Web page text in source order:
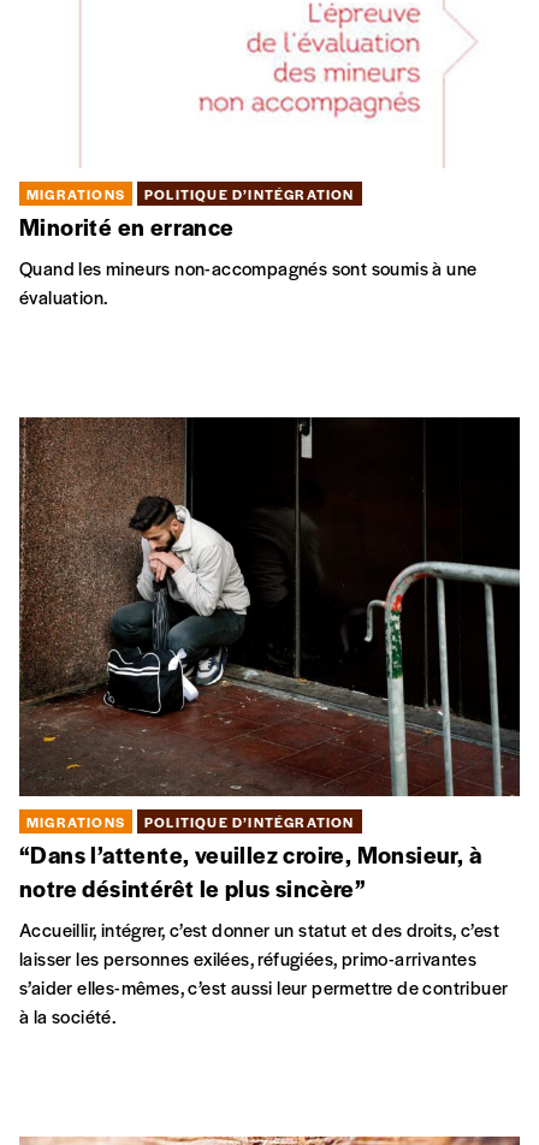
MIGRATIONS POLITIQUE D’INTÉGRATION
Minorité en errance
Quand les mineurs non-accompagnés sont soumis à une
évaluation.
MIGRATIONS POLITIQUE D’INTÉGRATION
“Dans l’attente, veuillez croire, Monsieur, à
notre désintérêt le plus sincère”
Accueillir, intégrer, c’est donner un statut et des droits, c’est
laisser les personnes exilées, réfugiées, primo-arrivantes
s’aider elles-mêmes, c’est aussi leur permettre de contribuer
à la société.